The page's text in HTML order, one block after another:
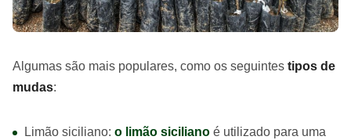
Algumas são mais populares, como os seguintes tipos de
mudas:
Limão siciliano: o limão siciliano é utilizado para uma